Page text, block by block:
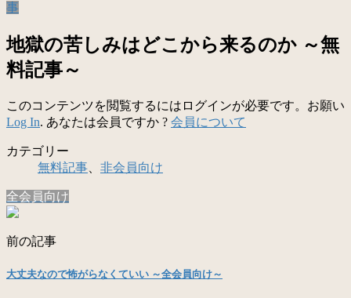
事
地獄の苦しみはどこから来るのか ～無
料記事～
このコンテンツを閲覧するにはログインが必要です。お願い
Log In. あなたは会員ですか ? 会員について
カテゴリー
無料記事
非会員向け
全会員向け
前の記事
大丈夫なので怖がらなくていい ～全会員向け～